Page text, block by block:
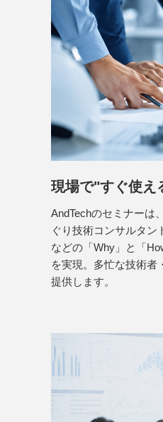
現場で"すぐ使え
AndTechのセミナーは
ぐり技術コンサルタ
などの「Why」と「
を実現。多忙な技術者
提供します。